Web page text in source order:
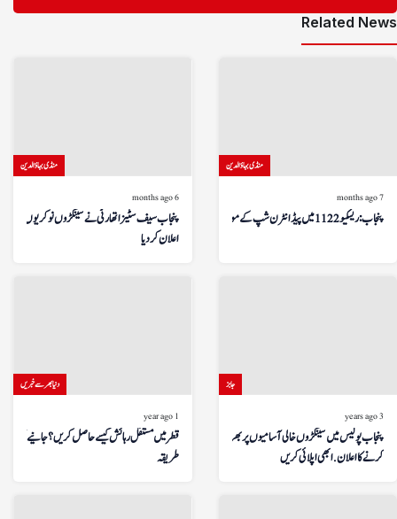
Related News
منڈی بہاؤالدین
6 months ago
پنجاب سیف سٹیز اتھارٹی نے سینکڑوں نوکریوں کا
اعلان کر دیا
منڈی بہاؤالدین
7 months ago
پنجاب: ریسکیو 1122 میں پیڈ انٹرن شپ کے مواقع
دنیا بھر سے خبریں
1 year ago
قطر میں مستقل رہائش کیسے حاصل کریں؟ جانیے آسان
طریقہ
جابز
3 years ago
پنجاب پولیس میں سینکڑوں خالی آسامیوں پر بھرتیاں
کرنے کا اعلان. ابھی اپلائی کریں